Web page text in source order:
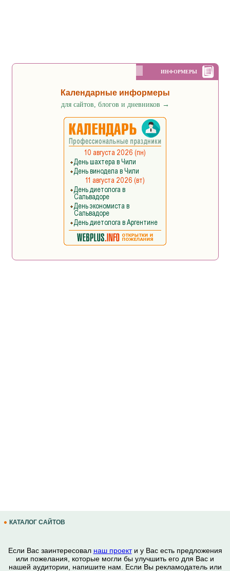
ИНФОРМЕРЫ
Календарные информеры
для сайтов, блогов и дневников →
КАТАЛОГ САЙТОВ
Если Вас заинтересовал наш проекти у Вас есть предложения
или пожелания, которые могли бы улучшить его для Вас и
нашей аудитории, напишите нам. Если Вы рекламодатель или